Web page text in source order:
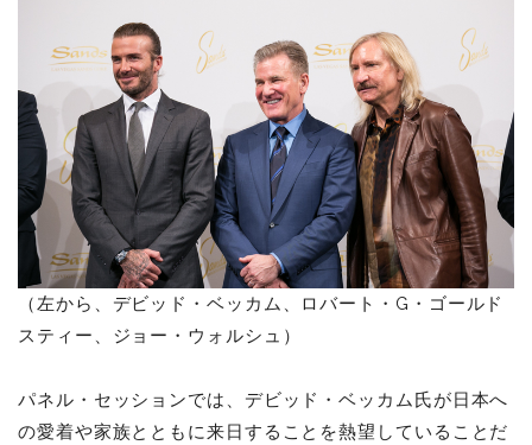
（左から、デビッド・ベッカム、ロバート・G・ゴールド
スティー、ジョー・ウォルシュ）
パネル・セッションでは、デビッド・ベッカム⽒が⽇本へ
の愛着や家族とともに来⽇することを熱望していることだ